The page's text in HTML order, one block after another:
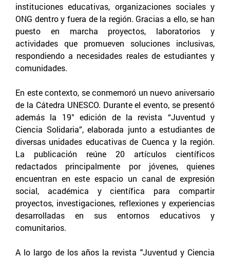
instituciones educativas, organizaciones sociales y
ONG dentro y fuera de la región. Gracias a ello, se han
puesto en marcha proyectos, laboratorios y
actividades que promueven soluciones inclusivas,
respondiendo a necesidades reales de estudiantes y
comunidades.
En este contexto, se conmemoró un nuevo aniversario
de la Cátedra UNESCO. Durante el evento, se presentó
además la 19° edición de la revista “Juventud y
Ciencia Solidaria”, elaborada junto a estudiantes de
diversas unidades educativas de Cuenca y la región.
La publicación reúne 20 artículos científicos
redactados principalmente por jóvenes, quienes
encuentran en este espacio un canal de expresión
social, académica y científica para compartir
proyectos, investigaciones, reflexiones y experiencias
desarrolladas en sus entornos educativos y
comunitarios.
A lo largo de los años la revista "Juventud y Ciencia